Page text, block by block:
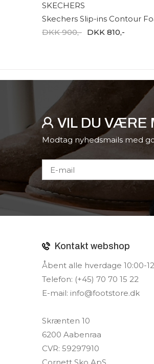
SKECHERS
DKK 900,- DKK 810,-
VIL DU VÆRE
Modtag nyhedsmails med
Kontakt webshop
Åbent alle hverdage 10:00-
Telefon: (+45) 70 70 15 22
E-mail: info@footstore.dk
Skrænten 10
6200 Aabenraa
CVR: 59297910